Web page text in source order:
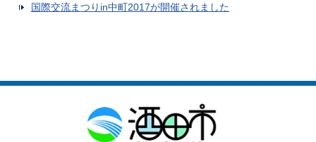
国際交流まつりin中町2017が開催されました